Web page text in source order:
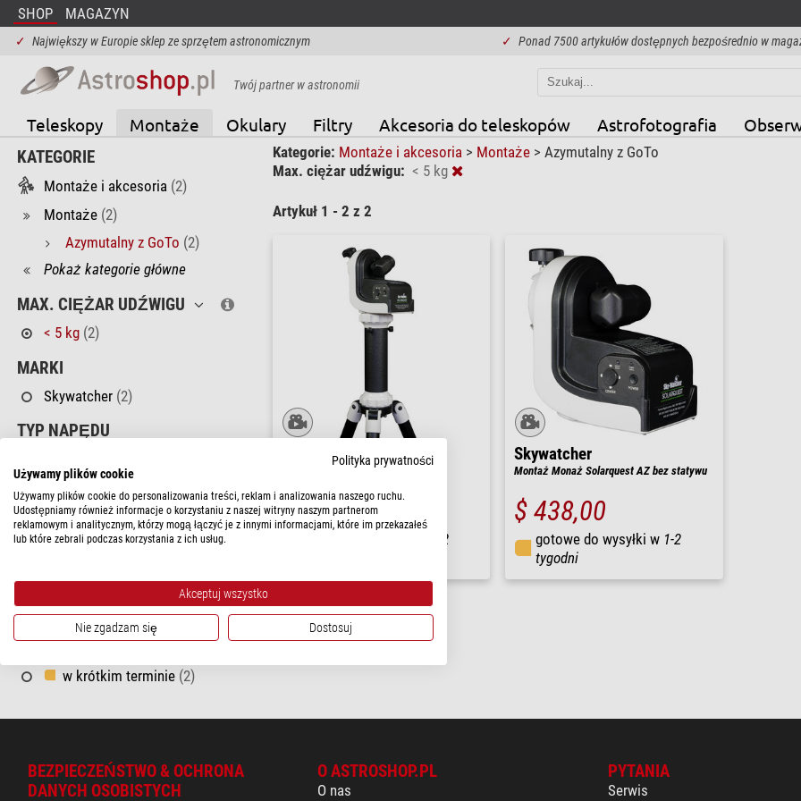
SHOP MAGAZYN
✓ Największy w Europie sklep ze sprzętem astronomicznym ✓ Ponad 7500 artykułów dostępnych bezpośrednio w
Twój partner w astronomii
Teleskopy Montaże Okulary Filtry Akcesoria do teleskopów Astrofotografia
KATEGORIE
Montaże i akcesoria (2)
Montaże (2)
Azymutalny z GoTo (2)
Pokaż kategorie główne
MAX. CIĘŻAR UDŹWIGU
< 5 kg (2)
MARKI
Skywatcher (2)
TYP NAPĘDU
STATYW
Statyw(1)
Bez Statywu
CENA
350 - 580 $(2)
DOSTĘPNOŚĆ
w krótkim terminie (2)
Kategorie: Montaże i akcesoria > Montaże > Azymutalny z GoTo
Max. ciężar udźwigu: < 5 kg
Artykuł 1 - 2 z 2
Skywatcher
Montaż Solarquest AZ
$ 580,00
1-2
Skywatcher
Montaż Monaż Solarquest AZ bez statywu
$ 438,00
gotowe do wysyłki w 1-2
tygodni
BEZPIECZEŃSTWO & OCHRONA
DANYCH OSOBISTYCH
O ASTROSHOP.PL
O nas
PYTANIA
Serwis
Polityka prywatności
Używamy plików cookie
Używamy plików cookie do personalizowania treści, reklam i analizowania naszego ruchu.
Udostępniamy również informacje o korzystaniu z naszej witryny naszym partnerom
reklamowym i analitycznym, którzy mogą łączyć je z innymi informacjami, które im przekazałeś
lub które zebrali podczas korzystania z ich usług.
Akceptuj wszystko
Nie zgadzam się Dostosuj